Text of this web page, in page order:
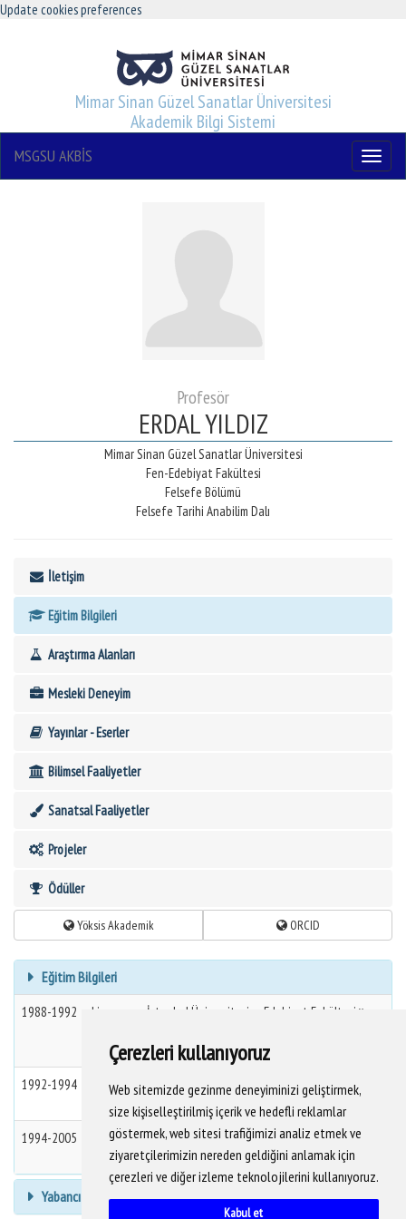
Çerezleri kullanıyoruz
Web sitemizde gezinme deneyiminizi geliştirmek,
size kişiselleştirilmiş içerik ve hedefli reklamlar
göstermek, web sitesi trafiğimizi analiz etmek ve
ziyaretçilerimizin nereden geldiğini anlamak için
çerezleri ve diğer izleme teknolojilerini kullanıyoruz.
Kabul et
Update cookies preferences
Mimar Sinan Güzel Sanatlar Üniversitesi
Akademik Bilgi Sistemi
Menu
MSGSU AKBİS
Profesör
ERDAL YILDIZ
Mimar Sinan Güzel Sanatlar Üniversitesi
Fen-Edebiyat Fakültesi
Felsefe Bölümü
Felsefe Tarihi Anabilim Dalı
İletişim
Eğitim Bilgileri
Araştırma Alanları
Mesleki Deneyim
Yayınlar - Eserler
Bilimsel Faaliyetler
Sanatsal Faaliyetler
Projeler
Ödüller
Yöksis Akademik ORCID
Eğitim Bilgileri
1988-1992 Lisans İstanbul Üniversitesi
Edebiyat Fakültesi
Felsefe Pr.
1992-1994
Yüksek
Lisans
İstanbul Üniversitesi
Sosyal Bilimler Enstitüsü
Felsefe (Dr)
1994-2005
Doktora İstanbul Üniversitesi
Sosyal Bilimler Enstitüsü
Felsefe (Dr)
Yabancı Dil Bilgisi